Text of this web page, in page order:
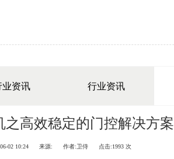
业资讯 行业资讯
之高效稳定的门控解决方案
02 10:24 来源: 作者:卫侍 点击:1993 次